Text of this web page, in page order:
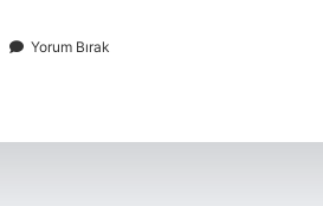
Yorum Bırak